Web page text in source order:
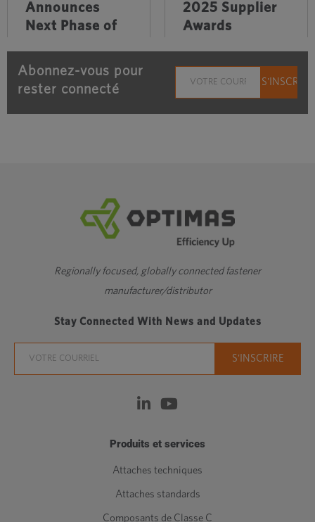
Announces
Next Phase of
Transformation
2025 Supplier
Awards
Abonnez-vous pour
rester connecté
Regionally focused, globally connected fastener
manufacturer/distributor
Stay Connected With News and Updates
Produits et services
Attaches techniques
Attaches standards
Composants de Classe C